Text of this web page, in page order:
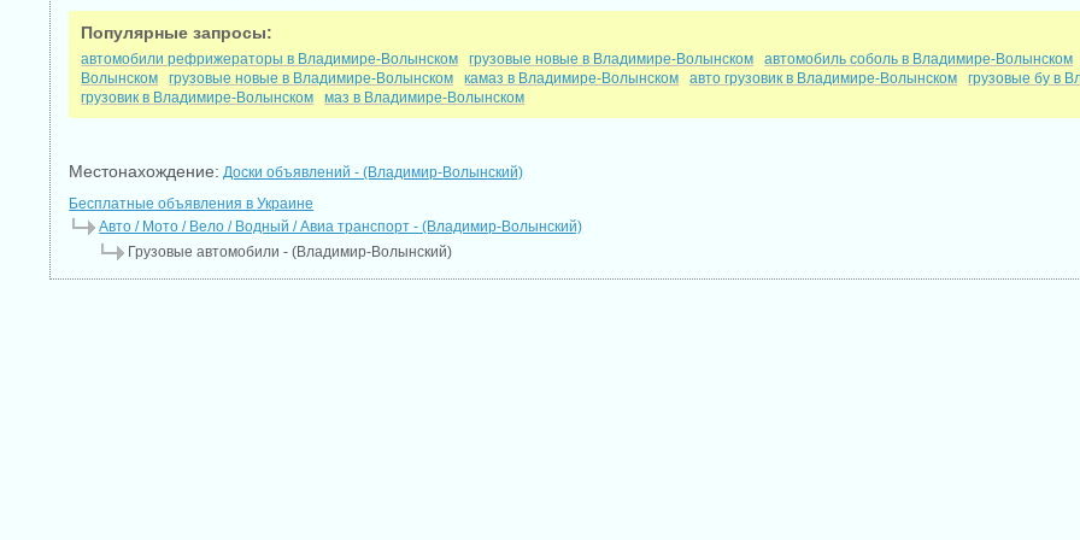
Популярные запросы:
автомобили рефрижераторы в Владимире-Волынском грузовые новые в Владимире-Волынском автомобиль соболь в Владимире-Волынском
Волынском
грузовые новые в Владимире-Волынском камаз в Владимире-Волынском авто грузовик в Владимире-Волынском грузовые бу в
грузовик в Владимире-Волынском
маз в Владимире-Волынском
Местонахождение: Доски объявлений - (Владимир-Волынский)
Бесплатные объявления в Украине
Авто / Мото / Вело / Водный / Авиа транспорт - (Владимир-Волынский)
Грузовые автомобили - (Владимир-Волынский)